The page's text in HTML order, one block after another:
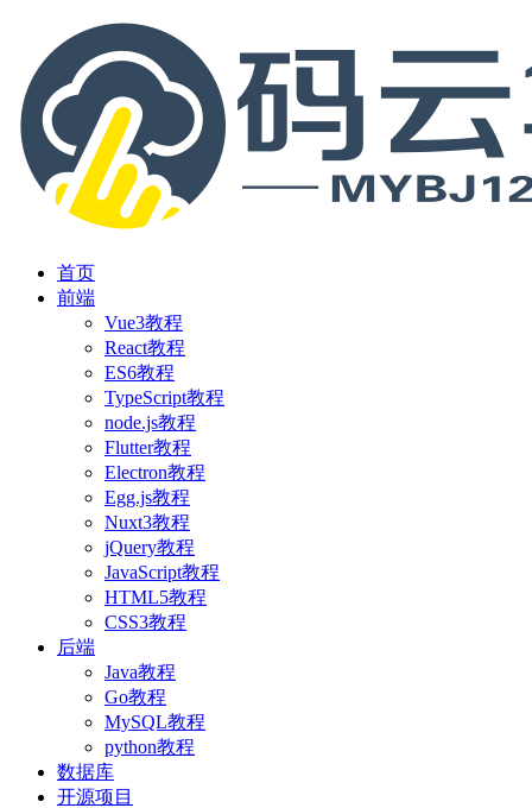
首页
前端
Vue3教程
React教程
ES6教程
TypeScript教程
node.js教程
Flutter教程
Electron教程
Egg.js教程
Nuxt3教程
jQuery教程
JavaScript教程
HTML5教程
CSS3教程
后端
Java教程
Go教程
MySQL教程
python教程
数据库
开源项目